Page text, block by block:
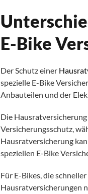
E-Bike
Der Schutz einer
spezielle E-Bike
Anbauteilen und der
Die
Versicherungsschutz,
Hausratversicherung
speziellen E-Bike
Für E-Bikes, die
Hausratversicherungen